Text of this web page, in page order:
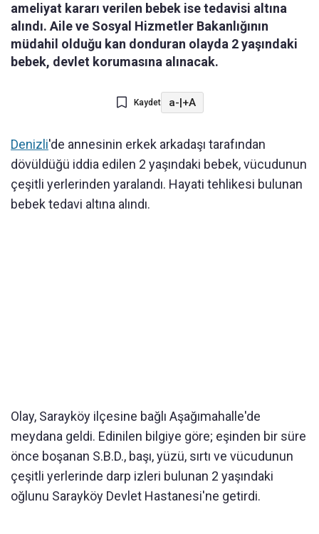
ameliyat kararı verilen bebek ise tedavisi altına
alındı. Aile ve Sosyal Hizmetler Bakanlığının
müdahil olduğu kan donduran olayda 2 yaşındaki
bebek, devlet korumasına alınacak.
Kaydet a-|+A
Denizli'de annesinin erkek arkadaşı tarafından
dövüldüğü iddia edilen 2 yaşındaki bebek, vücudunun
çeşitli yerlerinden yaralandı. Hayati tehlikesi bulunan
bebek tedavi altına alındı.
Olay, Sarayköy ilçesine bağlı Aşağımahalle'de
meydana geldi. Edinilen bilgiye göre; eşinden bir süre
önce boşanan S.B.D., başı, yüzü, sırtı ve vücudunun
çeşitli yerlerinde darp izleri bulunan 2 yaşındaki
oğlunu Sarayköy Devlet Hastanesi'ne getirdi.